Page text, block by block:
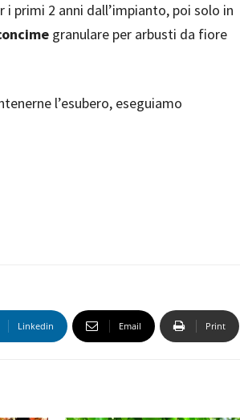
primi 2 anni dall’impianto, poi solo in
granulare per arbusti da fiore
l’esubero, eseguiamo
Linkedin Email Print